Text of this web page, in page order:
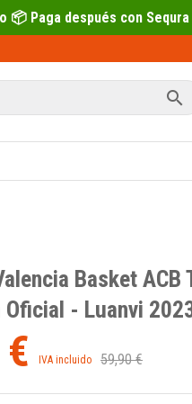
Sequra 💶

Basket ACB
Oficial - Luanvi
IVA incluido 59,90 €